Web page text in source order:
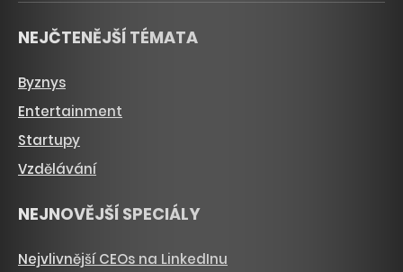
NEJČTENĚJŠÍ TÉMATA
Byznys
Entertainment
Startupy
Vzdělávání
NEJNOVĚJŠÍ SPECIÁLY
Nejvlivnější CEOs na LinkedInu